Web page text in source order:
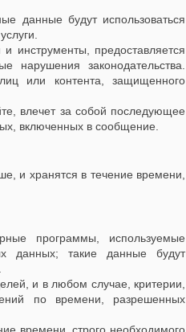
данные будут использоваться
инструменты, предоставляется
нарушения законодательства.
или контента, защищенного
влечет за собой последующее
включенных в сообщение.
и хранятся в течение времени,
программы, используемые
данных; такие данные будут
и в любом случае, критерии,
по времени, разрешенных